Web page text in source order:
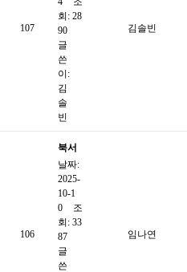
107
카드
회: 28
90
글
쓴
이:
김
솔
빈
김솔빈
106
북서
울종
회복
지관
년 3
날짜:
2025-
10-1
0
조
회: 33
87
글
쓴
임나연